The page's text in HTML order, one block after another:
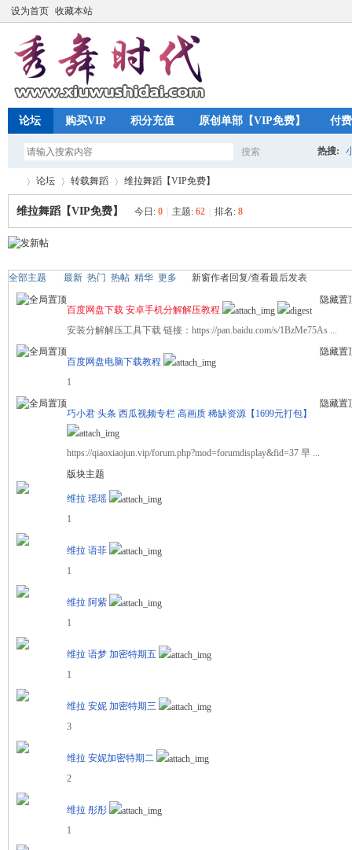
设为首页 收藏本站
论坛 购买VIP 积分充值 原创单部【VIP免费】 付
搜索 热搜:
秀 »
论坛 转载舞蹈 维拉舞蹈【VIP免费】
维拉舞蹈【VIP免费】 今日: 0 主题: 62 排名: 8
新窗
全部主题 最新 热门 热帖 精华 更多 作者回复/查看最后发表
隐藏置
百度网盘下载 安卓手机分解解压教程
安装分解解压工具下载 链接：https://pan.baidu.com/s/1BzMe75As ...
隐藏置
百度网盘电脑下载教程
1
隐藏置
巧小君 头条 西瓜视频专栏 高画质 稀缺资源【1699元打包】
https://qiaoxiaojun.vip/forum.php?mod=forumdisplay&fid=37 早 ...
版块主题
维拉 瑶瑶
1
维拉 语菲
1
维拉 阿紫
1
维拉 语梦 加密特期五
1
维拉 安妮 加密特期三
3
维拉 安妮加密特期二
2
维拉 彤彤
1